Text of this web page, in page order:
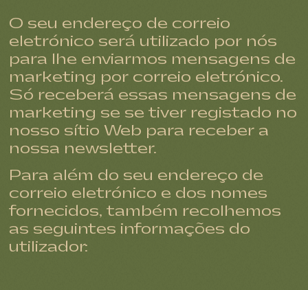
O seu endereço de correio
eletrónico será utilizado por nós
para lhe enviarmos mensagens de
marketing por correio eletrónico.
Só receberá essas mensagens de
marketing se se tiver registado no
nosso sítio Web para receber a
nossa newsletter.
Para além do seu endereço de
correio eletrónico e dos nomes
fornecidos, também recolhemos
as seguintes informações do
utilizador: